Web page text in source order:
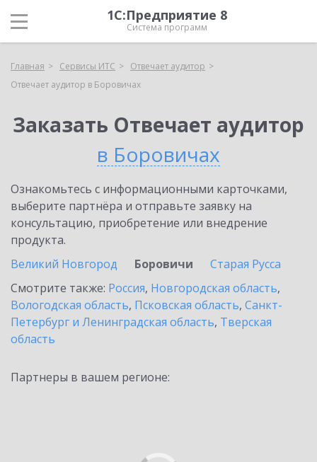
1С:Предприятие 8
Система программ
Главная Сервисы ИТС
Отвечает аудитор
Отвечает аудитор в Боровичах
Заказать Отвечает аудитор
в Боровичах
Ознакомьтесь с информационными карточками,
выберите партнёра и отправьте заявку на
консультацию, приобретение или внедрение
продукта.
Великий Новгород
Боровичи
Старая Русса
Смотрите также: Россия, Новгородская область,
Вологодская область, Псковская область, Санкт-
Петербург и Ленинградская область, Тверская
область
Партнеры в вашем регионе: